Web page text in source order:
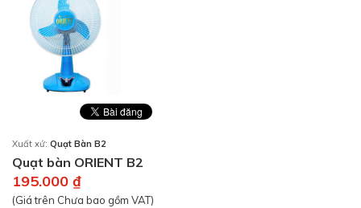
Xuất xứ: Quạt Bàn B2
Quạt bàn ORIENT B2
195.000 ₫
(Giá trên Chưa bao gồm VAT)